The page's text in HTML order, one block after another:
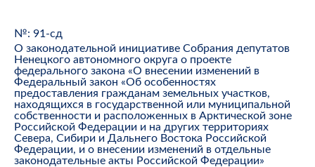
№: 91-сд
О законодательной инициативе Собрания депутатов
Ненецкого автономного округа о проекте
федерального закона «О внесении изменений в
Федеральный закон «Об особенностях
предоставления гражданам земельных участков,
находящихся в государственной или муниципальной
собственности и расположенных в Арктической зоне
Российской Федерации и на других территориях
Севера, Сибири и Дальнего Востока Российской
Федерации, и о внесении изменений в отдельные
законодательные акты Российской Федерации»